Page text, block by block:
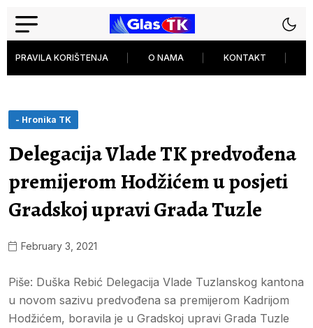
PRAVILA KORIŠTENJA O NAMA KONTAKT
- Hronika TK
Delegacija Vlade TK predvođena
premijerom Hodžićem u posjeti
Gradskoj upravi Grada Tuzle
February 3, 2021
Piše: Duška Rebić Delegacija Vlade Tuzlanskog kantona
u novom sazivu predvođena sa premijerom Kadrijom
Hodžićem, boravila je u Gradskoj upravi Grada Tuzle